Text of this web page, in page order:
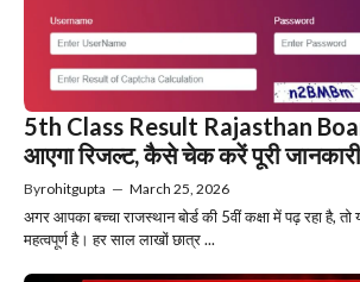
5th Class Result Rajasthan
आएगा रिजल्ट, कैसे चेक करें पूरी जानकारी
Byrohitgupta — March 25, 2026
अगर आपका बच्चा राजस्थान बोर्ड की 5वीं कक्षा में पढ़ रहा है,
महत्वपूर्ण है। हर साल लाखों छात्र ...